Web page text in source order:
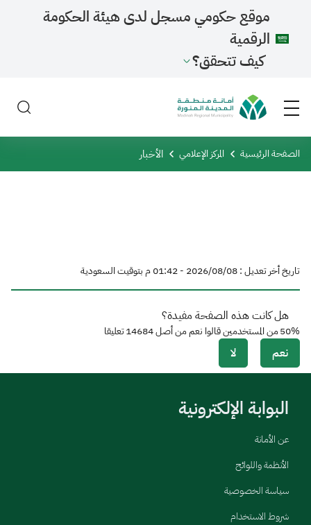
موقع حكومي مسجل لدى هيئة الحكومة
الرقمية
كيف تتحقق؟
الصفحة الرئيسية المركز الإعلامي الأخبار
تاريخ أخر تعديل : 08‏/08‏/2026 - 01:42 م بتوقيت السعودية
هل كانت هذه الصفحة مفيدة؟
نعم لا
50%من المستخدمين قالوا نعم من أصل14684تعليقا
البوابة الإلكترونية
عن الأمانة
الأنظمة واللوائح
سياسة الخصوصية
شروط الاستخدام